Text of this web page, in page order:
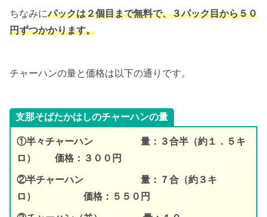
ちなみにパックは２個目まで無料で、３パック目から５０
円ずつかかります。
チャーハンの量と価格は以下の通りです。
支那そばたかはしのチャーハンの量
①半々チャーハン 量：３合半（約１．５キ
ロ） 価格：３００円
②半チャーハン 量：７合（約３キ
ロ） 価格：５５０円